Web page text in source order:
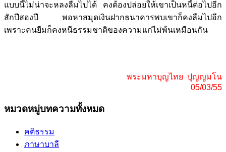
แบบนี้ไม่น่าจะหลงลืมไปได้ คงต้องปล่อยให้เขาเป็นหนี้ต่อไปอีก
สักปีสองปี พอหาสมุดเงินฝากธนาคารพบเขาก็คงลืมไปอีก
เพราะคนยืมก็คงหนีธรรมชาติของความแก่ไม่พ้นเหมือนกัน
พระมหาบุญไทย ปุญญมโน
05/03/55
หมวดหมู่บทความทั้งหมด
คติธรรม
ภาษาบาลี